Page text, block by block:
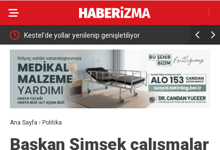
Abdülhamid Han Sondaj Gemisi 4 Yıldır Mavi Vatan
İçin Çalışıyor
AK Parti
programı
Ana Sayfa › Politika
Başkan Şimşek çalışmalar